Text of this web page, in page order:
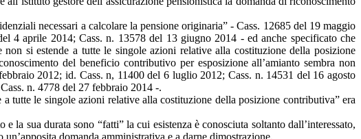
necessari a calcolare la pensione originaria” - Cass. 12685 del 19 maggio
4 aprile 2014; Cass. n. 13578 del 13 giugno 2014 - ed anche specificato che
si estende a tutte le singole azioni relative alla costituzione della posizione
del beneficio contributivo per esposizione all’amianto sembra non
2012; id. Cass. n, 11400 del 6 luglio 2012; Cass. n. 14531 del 16 agosto
n. 4778 del 27 febbraio 2014 -.
tutte le singole azioni relative alla costituzione della posizione contributiva” era
la sua durata sono “fatti” la cui esistenza è conosciuta soltanto dall’interessato,
domanda amministrativa e a darne dimostrazione.